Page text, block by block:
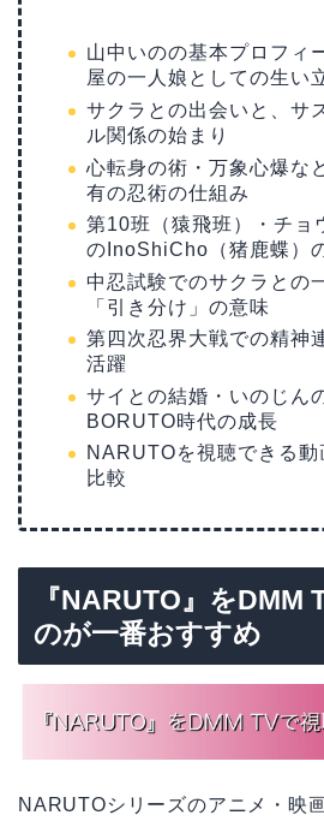
山中いのの基本プロフィ
屋の一人娘としての生い
サクラとの出会いと、サ
ル関係の始まり
心転身の術・万象心爆な
有の忍術の仕組み
第10班（猿飛班）・チョ
のInoShiCho（猪鹿蝶）
中忍試験でのサクラとの
「引き分け」の意味
第四次忍界大戦での精神
活躍
サイとの結婚・いのじん
BORUTO時代の成長
NARUTOを視聴できる動
比較
『NARUTO』をDMM
のが一番おすすめ
NARUTOシリーズのアニメ・映